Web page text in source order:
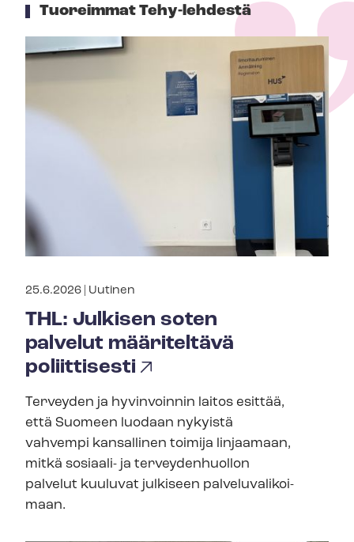
Tuoreimmat Tehy-lehdestä
25.6.2026 | Uutinen
THL: Julkisen soten
palvelut määriteltävä
poliittisesti
Terveyden ja hyvinvoinnin laitos esittää,
että Suomeen luodaan nykyistä
vahvempi kansallinen toimija linjaamaan,
mitkä sosiaali- ja terveydenhuollon
palvelut kuuluvat julkiseen pal­ve­lu­va­li­koi­
maan.